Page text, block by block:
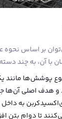
بر اساس نحوه
با آن، به چند
پوشش‌ها مانند
هدف اصلی آن‌ها
به
تا دوام بتن